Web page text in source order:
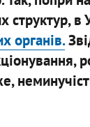
в
органів.